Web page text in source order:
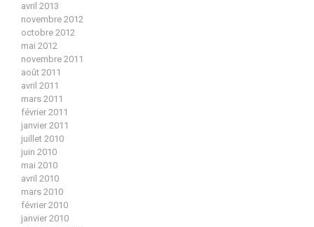
avril 2013
novembre 2012
octobre 2012
mai 2012
novembre 2011
août 2011
avril 2011
mars 2011
février 2011
janvier 2011
juillet 2010
juin 2010
mai 2010
avril 2010
mars 2010
février 2010
janvier 2010